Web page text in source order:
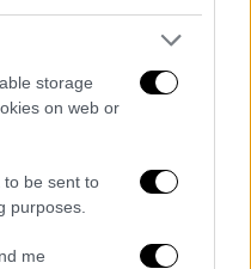
storage
on web or
to be sent to
purposes.
me